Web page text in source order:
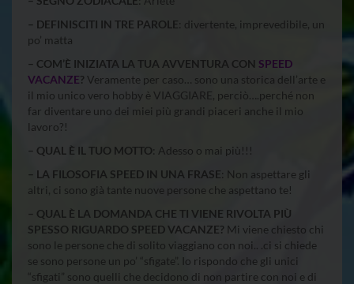
– DEFINISCITI IN TRE PAROLE: divertente, imprevedibile, un
po’ matta
– COM’È INIZIATA LA TUA AVVENTURA CON SPEED
VACANZE? Veramente per caso… sono una storica dell’arte e
il mio unico vero hobby è VIAGGIARE, perciò….perché non
far diventare uno dei miei più grandi piaceri anche il mio
lavoro?!
– QUAL È IL TUO MOTTO: Adesso o mai più!!!
– LA FILOSOFIA SPEED IN UNA FRASE: Non aspettare gli
altri, ci sono già tante nuove persone che aspettano te!
– QUAL È LA DOMANDA CHE TI VIENE RIVOLTA PIÙ
SPESSO RIGUARDO SPEED VACANZE? Mi viene chiesto chi
sono le persone che di solito viaggiano con noi.. .ci si chiede
se sono persone un po’ “sfigate”. Io rispondo che gli unici
“sfigati” sono quelli che decidono di non partire con noi e di